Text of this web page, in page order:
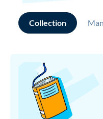
Collection